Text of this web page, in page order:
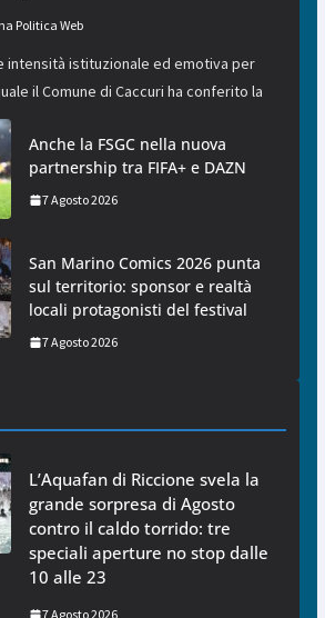
Politica Web
intensità istituzionale ed emotiva per
il Comune di Caccuri ha conferito la
Anche la FSGC nella nuova
partnership tra FIFA+ e DAZN
7 Agosto 2026
San Marino Comics 2026 punta
sul territorio: sponsor e realtà
locali protagonisti del festival
7 Agosto 2026
L’Aquafan di Riccione svela la
grande sorpresa di Agosto
contro il caldo torrido: tre
speciali aperture no stop dalle
10 alle 23
7 Agosto 2026